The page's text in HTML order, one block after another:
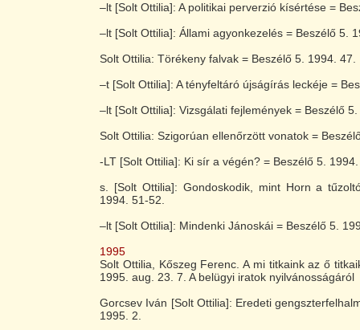
–lt [Solt Ottilia]: A politikai perverzió kísértése =
–lt [Solt Ottilia]: Állami agyonkezelés = Beszélő 5.
Solt Ottilia: Törékeny falvak = Beszélő 5. 1994. 47.
–t [Solt Ottilia]: A tényfeltáró újságírás leckéje =
–lt [Solt Ottilia]: Vizsgálati fejlemények = Beszélő
Solt Ottilia: Szigorúan ellenőrzött vonatok =
-LT [Solt Ottilia]: Ki sír a végén? = Beszélő 5.
s. [Solt Ottilia]: Gondoskodik, mint Horn a
1994. 51-52.
–lt [Solt Ottilia]: Mindenki Jánoskái = Beszélő 5.
1995
Solt Ottilia, Kőszeg Ferenc. A mi titkaink az ő
1995. aug. 23. 7. A belügyi iratok nyilvánosságáról
Gorcsev Iván [Solt Ottilia]: Eredeti
1995. 2.